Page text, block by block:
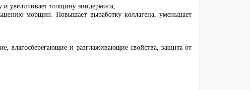
и увеличивает толщину эпидермиса;
морщин. Повышает выработку коллагена, уменьшает
влагосберегающие и разглаживающие свойства, защита от